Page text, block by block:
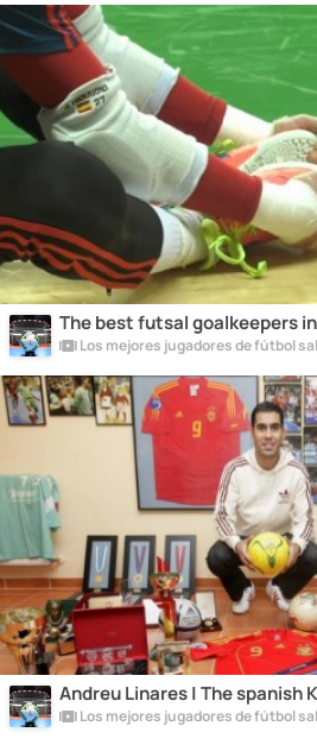
The best futsal goalkeepers
Los mejores jugadores de fútbol
Andreu Linares | The spanish
Los mejores jugadores de fútbol